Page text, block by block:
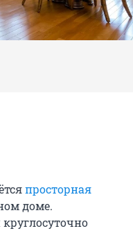
просторная
доме.